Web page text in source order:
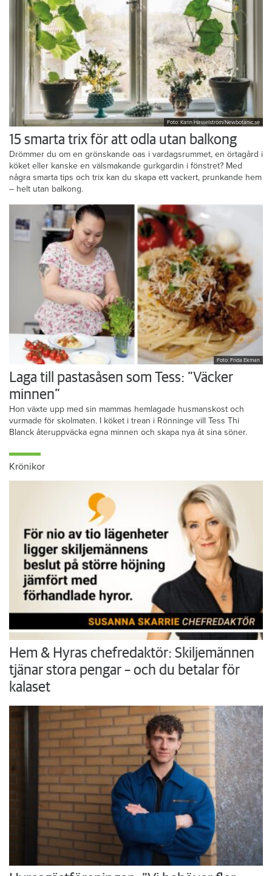
Foto: Karin Hasselström/Newbotanic.se
15 smarta trix för att odla utan balkong
Drömmer du om en grönskande oas i vardagsrummet, en örtagård i
köket eller kanske en välsmakande gurkgardin i fönstret? Med
några smarta tips och trix kan du skapa ett vackert, prunkande hem
– helt utan balkong.
Foto: Frida Ekman
Laga till pastasåsen som Tess: ”Väcker
minnen”
Hon växte upp med sin mammas hemlagade husmanskost och
vurmade för skolmaten. I köket i trean i Rönninge vill Tess Thi
Blanck återuppväcka egna minnen och skapa nya åt sina söner.
Krönikor
Hem & Hyras chefredaktör: Skiljemännen
tjänar stora pengar – och du betalar för
kalaset